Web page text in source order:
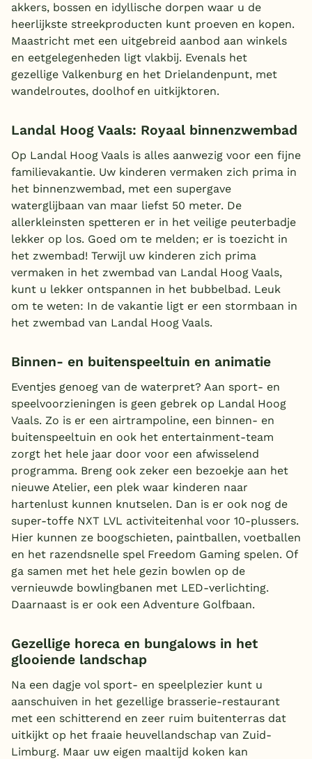
akkers, bossen en idyllische dorpen waar u de
heerlijkste streekproducten kunt proeven en kopen.
Maastricht met een uitgebreid aanbod aan winkels
en eetgelegenheden ligt vlakbij. Evenals het
gezellige Valkenburg en het Drielandenpunt, met
wandelroutes, doolhof en uitkijktoren.
Landal Hoog Vaals: Royaal binnenzwembad
Op Landal Hoog Vaals is alles aanwezig voor een fijne
familievakantie. Uw kinderen vermaken zich prima in
het binnenzwembad, met een supergave
waterglijbaan van maar liefst 50 meter. De
allerkleinsten spetteren er in het veilige peuterbadje
lekker op los. Goed om te melden; er is toezicht in
het zwembad! Terwijl uw kinderen zich prima
vermaken in het zwembad van Landal Hoog Vaals,
kunt u lekker ontspannen in het bubbelbad. Leuk
om te weten: In de vakantie ligt er een stormbaan in
het zwembad van Landal Hoog Vaals.
Binnen- en buitenspeeltuin en animatie
Eventjes genoeg van de waterpret? Aan sport- en
speelvoorzieningen is geen gebrek op Landal Hoog
Vaals. Zo is er een airtrampoline, een binnen- en
buitenspeeltuin en ook het entertainment-team
zorgt het hele jaar door voor een afwisselend
programma. Breng ook zeker een bezoekje aan het
nieuwe Atelier, een plek waar kinderen naar
hartenlust kunnen knutselen. Dan is er ook nog de
super-toffe NXT LVL activiteitenhal voor 10-plussers.
Hier kunnen ze boogschieten, paintballen, voetballen
en het razendsnelle spel Freedom Gaming spelen. Of
ga samen met het hele gezin bowlen op de
vernieuwde bowlingbanen met LED-verlichting.
Daarnaast is er ook een Adventure Golfbaan.
Gezellige horeca en bungalows in het
glooiende landschap
Na een dagje vol sport- en speelplezier kunt u
aanschuiven in het gezellige brasserie-restaurant
met een schitterend en zeer ruim buitenterras dat
uitkijkt op het fraaie heuvellandschap van Zuid-
Limburg. Maar uw eigen maaltijd koken kan